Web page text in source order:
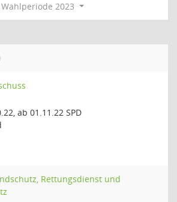
Wahlperiode 2023
ab 01.11.22 SPD
Rettungsdienst und